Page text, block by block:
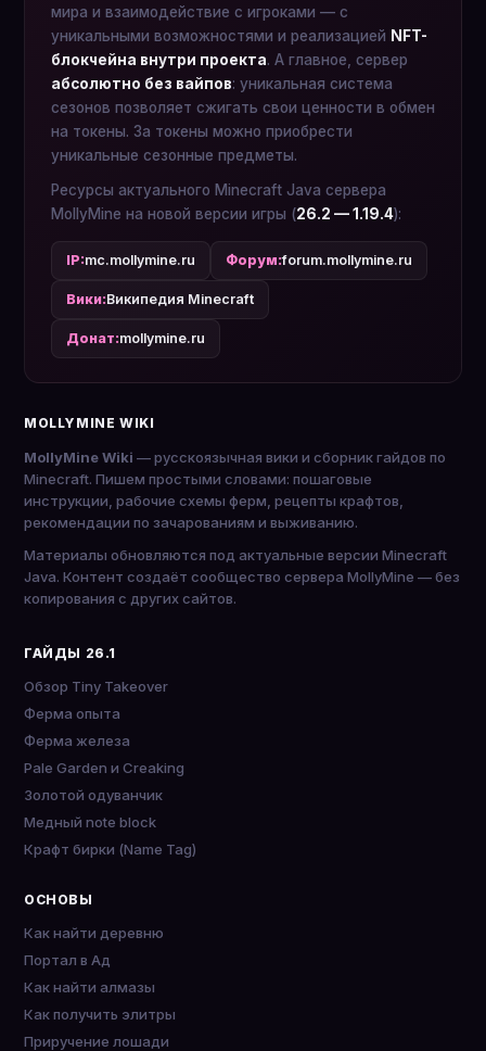
мира и взаимодействие с игроками — с
уникальными возможностями и реализацией NFT-
блокчейна внутри проекта. А главное, сервер
абсолютно без вайпов: уникальная система
сезонов позволяет сжигать свои ценности в обмен
на токены. За токены можно приобрести
уникальные сезонные предметы.
Ресурсы актуального Minecraft Java сервера
MollyMine на новой версии игры (26.2 — 1.19.4):
IP:mc.mollymine.ru Форум:forum.mollymine.ru
Вики:Википедия Minecraft
Донат:mollymine.ru
MOLLYMINE WIKI
MollyMine Wiki — русскоязычная вики и сборник гайдов по
Minecraft. Пишем простыми словами: пошаговые
инструкции, рабочие схемы ферм, рецепты крафтов,
рекомендации по зачарованиям и выживанию.
Материалы обновляются под актуальные версии Minecraft
Java. Контент создаёт сообщество сервера MollyMine — без
копирования с других сайтов.
ГАЙДЫ 26.1
Обзор Tiny Takeover
Ферма опыта
Ферма железа
Pale Garden и Creaking
Золотой одуванчик
Медный note block
Крафт бирки (Name Tag)
ОСНОВЫ
Как найти деревню
Портал в Ад
Как найти алмазы
Как получить элитры
Приручение лошади